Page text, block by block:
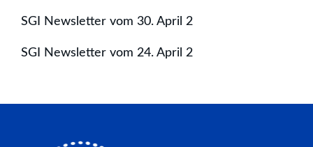
SGI Newsletter vom 30. April 2
SGI Newsletter vom 24. April 2